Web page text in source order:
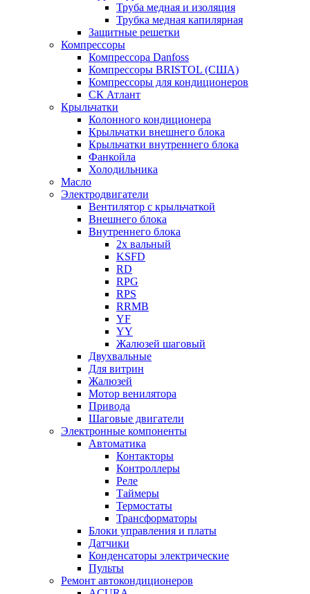
Труба медная и изоляция
Трубка медная капилярная
Защитные решетки
Компрессоры
Компрессора Danfoss
Компрессоры BRISTOL (США)
Компрессоры для кондиционеров
СК Атлант
Крыльчатки
Колонного кондиционера
Крыльчатки внешнего блока
Крыльчатки внутреннего блока
Фанкойла
Холодильника
Масло
Электродвигатели
Вентилятор с крыльчаткой
Внешнего блока
Внутреннего блока
2х вальный
KSFD
RD
RPG
RPS
RRMB
YF
YY
Жалюзей шаговый
Двухвальные
Для витрин
Жалюзей
Мотор венилятора
Привода
Шаговые двигатели
Электронные компоненты
Автоматика
Контакторы
Контроллеры
Реле
Таймеры
Термостаты
Трансформаторы
Блоки управления и платы
Датчики
Конденсаторы электрические
Пульты
Ремонт автокондиционеров